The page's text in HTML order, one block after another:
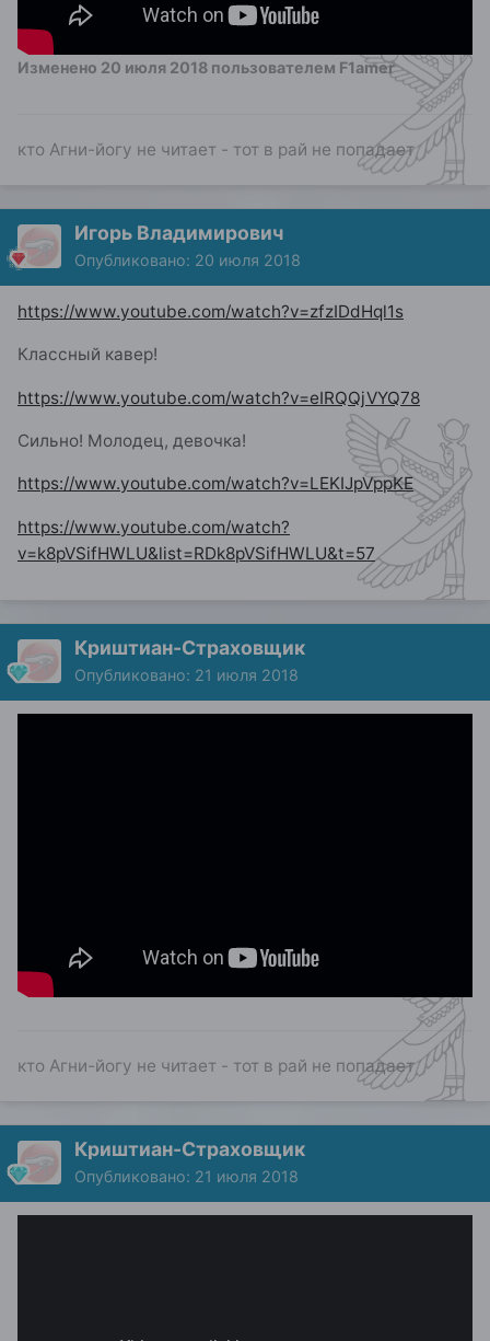
Изменено 20 июля 2018 пользователем F1amer
кто Агни-йогу не читает - тот в рай не попадает
Игорь Владимирович
Опубликовано: 20 июля 2018
https://www.youtube.com/watch?v=zfzIDdHql1s
Классный кавер!
https://www.youtube.com/watch?v=eIRQQjVYQ78
Сильно! Молодец, девочка!
https://www.youtube.com/watch?v=LEKIJpVppKE
https://www.youtube.com/watch?
v=k8pVSifHWLU&list=RDk8pVSifHWLU&t=57
Криштиан-Страховщик
Опубликовано: 21 июля 2018
кто Агни-йогу не читает - тот в рай не попадает
Криштиан-Страховщик
Опубликовано: 21 июля 2018